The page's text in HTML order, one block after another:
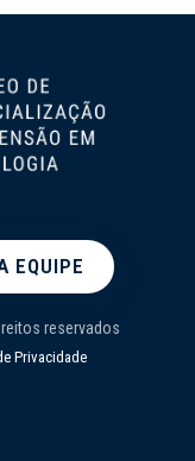
EQUIPE
reservados
Privacidade